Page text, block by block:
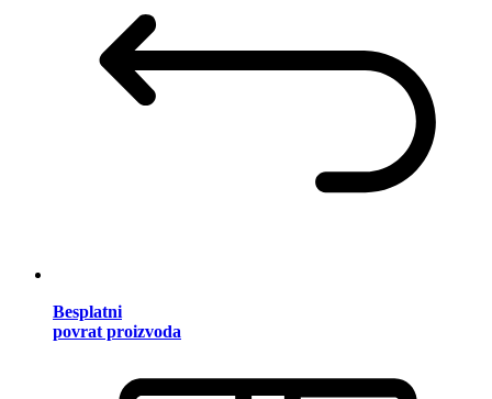
Besplatni
povrat proizvoda